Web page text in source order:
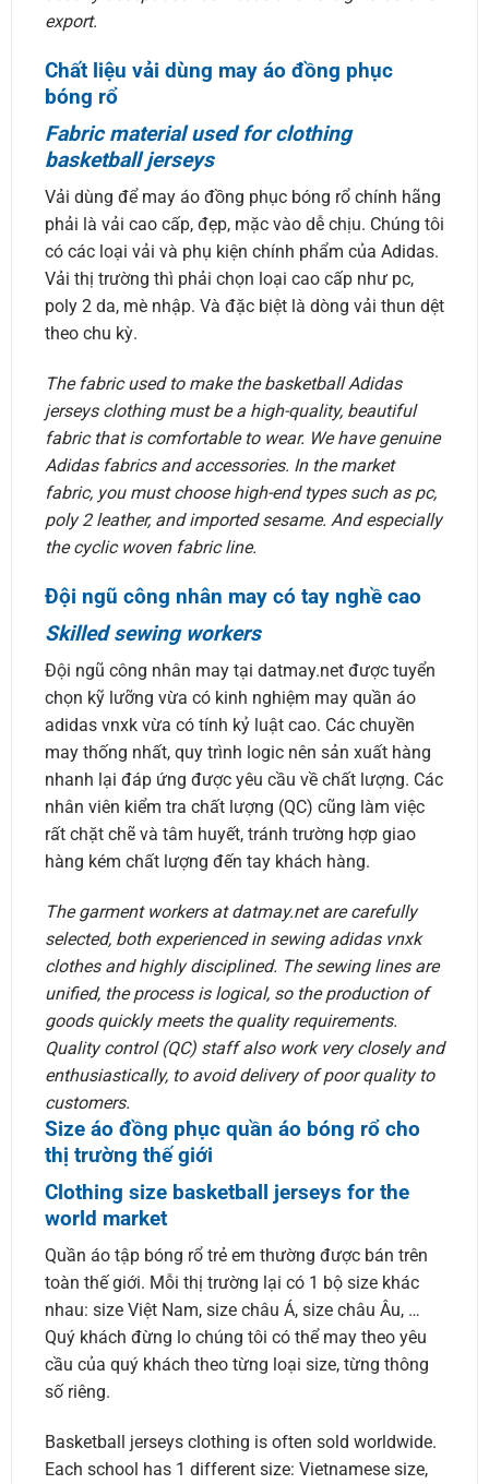
export.
Chất liệu vải dùng may áo đồng phục
bóng rổ
Fabric material used for clothing
basketball jerseys
Vải dùng để may áo đồng phục bóng rổ chính hãng
phải là vải cao cấp, đẹp, mặc vào dễ chịu. Chúng tôi
có các loại vải và phụ kiện chính phẩm của Adidas.
Vải thị trường thì phải chọn loại cao cấp như pc,
poly 2 da, mè nhập. Và đặc biệt là dòng vải thun dệt
theo chu kỳ.
The fabric used to make the basketball Adidas
jerseys clothing must be a high-quality, beautiful
fabric that is comfortable to wear. We have genuine
Adidas fabrics and accessories. In the market
fabric, you must choose high-end types such as pc,
poly 2 leather, and imported sesame. And especially
the cyclic woven fabric line.
Đội ngũ công nhân may có tay nghề cao
Skilled sewing workers
Đội ngũ công nhân may tại datmay.net được tuyển
chọn kỹ lưỡng vừa có kinh nghiệm may quần áo
adidas vnxk vừa có tính kỷ luật cao. Các chuyền
may thống nhất, quy trình logic nên sản xuất hàng
nhanh lại đáp ứng được yêu cầu về chất lượng. Các
nhân viên kiểm tra chất lượng (QC) cũng làm việc
rất chặt chẽ và tâm huyết, tránh trường hợp giao
hàng kém chất lượng đến tay khách hàng.
The garment workers at datmay.net are carefully
selected, both experienced in sewing adidas vnxk
clothes and highly disciplined. The sewing lines are
unified, the process is logical, so the production of
goods quickly meets the quality requirements.
Quality control (QC) staff also work very closely and
enthusiastically, to avoid delivery of poor quality to
customers.
Size áo đồng phục quần áo bóng rổ cho
thị trường thế giới
Clothing size basketball jerseys for the
world market
Quần áo tập bóng rổ trẻ em thường được bán trên
toàn thế giới. Mỗi thị trường lại có 1 bộ size khác
nhau: size Việt Nam, size châu Á, size châu Âu, …
Quý khách đừng lo chúng tôi có thể may theo yêu
cầu của quý khách theo từng loại size, từng thông
số riêng.
Basketball jerseys clothing is often sold worldwide.
Each school has 1 different size: Vietnamese size,